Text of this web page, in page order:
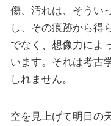
傷、汚れは、そうい
し、その痕跡から得
でなく、想像力によ
います。それは考古
しれません。
空を見上げて明日の